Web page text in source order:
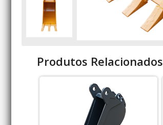
Produtos Relacionados